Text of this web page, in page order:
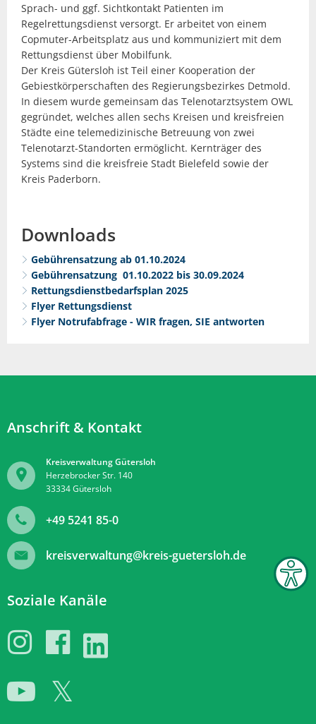
Sprach- und ggf. Sichtkontakt Patienten im
Regelrettungsdienst versorgt. Er arbeitet von einem
Copmuter-Arbeitsplatz aus und kommuniziert mit dem
Rettungsdienst über Mobilfunk.
Der Kreis Gütersloh ist Teil einer Kooperation der
Gebiestkörperschaften des Regierungsbezirkes Detmold.
In diesem wurde gemeinsam das Telenotarztsystem OWL
gegründet, welches allen sechs Kreisen und kreisfreien
Städte eine telemedizinische Betreuung von zwei
Telenotarzt-Standorten ermöglicht. Kernträger des
Systems sind die kreisfreie Stadt Bielefeld sowie der
Kreis Paderborn.
Downloads
Gebührensatzung ab 01.10.2024
Gebührensatzung 01.10.2022 bis 30.09.2024
Rettungsdienstbedarfsplan 2025
Flyer Rettungsdienst
Flyer Notrufabfrage - WIR fragen, SIE antworten
Anschrift & Kontakt
Kreisverwaltung Gütersloh
Herzebrocker Str. 140
33334Gütersloh
+49 5241 85-0
kreisverwaltung@kreis-guetersloh.de
Soziale Kanäle